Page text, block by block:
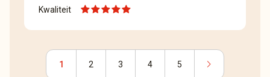
Kwaliteit
1 2 3 4 5 chevron_right